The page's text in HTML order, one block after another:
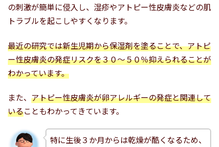
の刺激が簡単に侵入し、湿疹やアトピー性皮膚炎などの肌
トラブルを起こしやすくなります。
最近の研究では新生児期から保湿剤を塗ることで、アトピ
ー性皮膚炎の発症リスクを３０～５０％抑えられることが
わかっています。
また、 アトピー性皮膚炎が卵アレルギーの発症と関連して
いることもわかってきています。
特に生後３か月からは乾燥が酷くなるため、